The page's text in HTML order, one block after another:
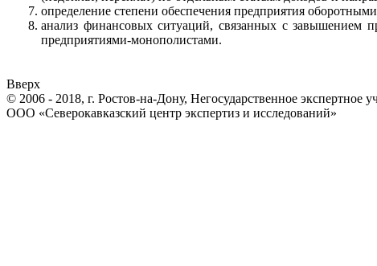
определение степени обеспечения предприятия
анализ финансовых ситуаций, связанных с завышением
предприятиями-монополистами.
Вверх
© 2006 - 2018, г. Ростов-на-Дону, Негосударственное экспертное
ООО «Северокавказский центр экспертиз и исследований»